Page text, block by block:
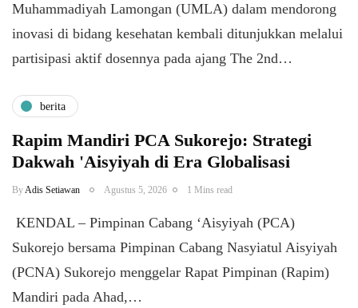
Muhammadiyah Lamongan (UMLA) dalam mendorong
inovasi di bidang kesehatan kembali ditunjukkan melalui
partisipasi aktif dosennya pada ajang The 2nd…
berita
Rapim Mandiri PCA Sukorejo: Strategi
Dakwah 'Aisyiyah di Era Globalisasi
ByAdis Setiawan Agustus 5, 2026 1 Mins read
​ KENDAL – Pimpinan Cabang ‘Aisyiyah (PCA)
Sukorejo bersama Pimpinan Cabang Nasyiatul Aisyiyah
(PCNA) Sukorejo menggelar Rapat Pimpinan (Rapim)
Mandiri pada Ahad,…